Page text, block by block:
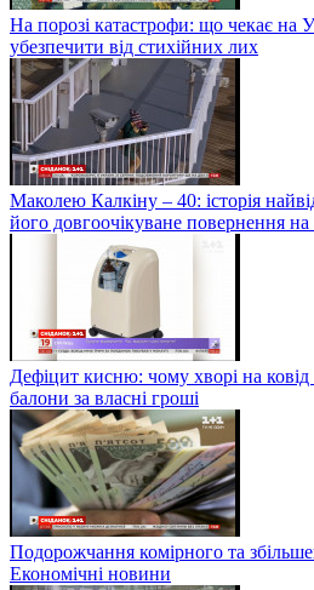
На порозі катастрофи: що чекає на
убезпечити від стихійних лих
Маколею Калкіну – 40: історія
його довгоочікуване повернення на
Дефіцит кисню: чому хворі на
балони за власні гроші
Подорожчання комірного та
Економічні новини